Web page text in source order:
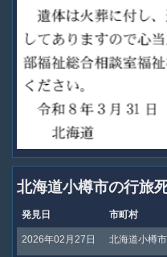
北海道小樽市の行旅
発見日 市町村
2026年02月27日 北海道小樽市